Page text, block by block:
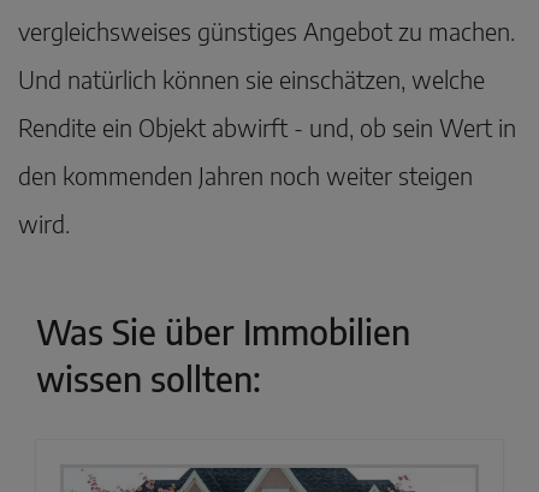
vergleichsweises günstiges Angebot zu machen.
Und natürlich können sie einschätzen, welche
Rendite ein Objekt abwirft - und, ob sein Wert in
den kommenden Jahren noch weiter steigen
wird.
Was Sie über Immobilien
wissen sollten: